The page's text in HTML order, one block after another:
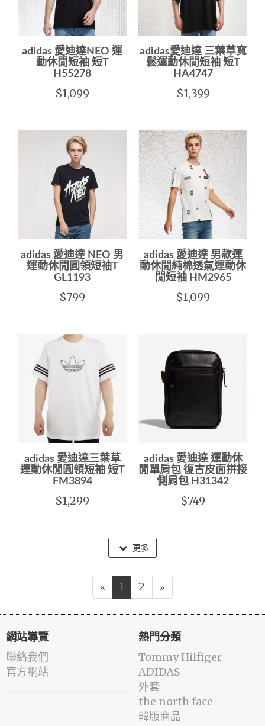
adidas 愛迪達NEO 運
動休閒短袖 短T
H55278
$1,099
adidas愛迪達 三葉草寬
鬆運動休閒短袖 短T
HA4747
$1,399
adidas 愛迪達 NEO 男
運動休閒圓領短袖T
GL1193
$799
adidas 愛迪達 男款運
動休閒純棉透氣運動休
閒短袖 HM2965
$1,099
adidas 愛迪達三葉草
運動休閒圓領短袖 短T
FM3894
$1,299
adidas 愛迪達 運動休
閒單肩包 復古皮面拼接
側肩包 H31342
$749
更多
« 1 2 »
網站導覽
聯絡我們
官方網站
熱門分類
Tommy Hilfiger
ADIDAS
外套
the north face
韓版商品